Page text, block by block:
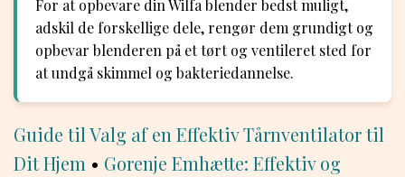
For at opbevare din Wilfa blender bedst muligt,
adskil de forskellige dele, rengør dem grundigt og
opbevar blenderen på et tørt og ventileret sted for
at undgå skimmel og bakteriedannelse.
Guide til Valg af en Effektiv Tårnventilator til
Dit Hjem • Gorenje Emhætte: Effektiv og